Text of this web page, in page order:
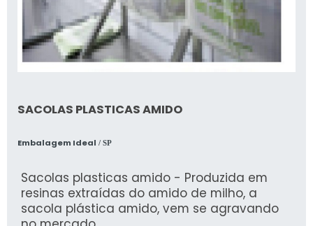
SACOLAS PLASTICAS AMIDO
Embalagem Ideal / SP
Sacolas plasticas amido - Produzida em
resinas extraídas do amido de milho, a
sacola plástica amido, vem se agravando